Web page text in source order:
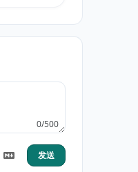
0/500
发送